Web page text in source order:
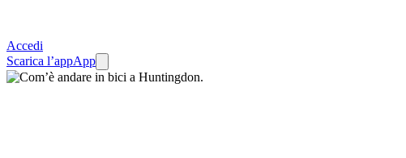
Accedi
Scarica l’appApp